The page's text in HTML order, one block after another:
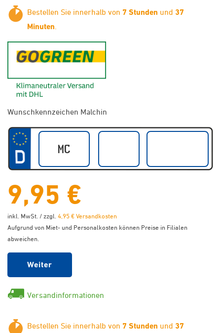
Bestellen Sie innerhalb von 7 Stunden und 37
Minuten
Wunschkennzeichen Malchin
9,95 €
inkl. MwSt. / zzgl. 4,95 € Versandkosten
Aufgrund von Miet- und Personalkosten können Preise in Filialen
abweichen.
Weiter
Versandinformationen
Bestellen Sie innerhalb von 7 Stunden und 37